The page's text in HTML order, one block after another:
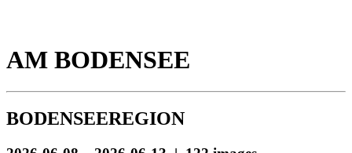
AM BODENSEE
BODENSEEREGION